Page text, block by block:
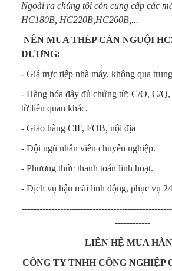
Ngoài ra chúng tôi còn cung cấp các
HC180B, HC220B,HC260B,...
NÊN MUA THÉP CÁN NGUỘI
DƯƠNG:
- Giá trực tiếp nhà máy, không qua
- Hàng hóa đầy đủ chứng từ: C/O, C/
từ liên quan khác.
- Giao hàng CIF, FOB, nội địa
- Đội ngũ nhân viên chuyên nghiệp.
- Phương thức thanh toán linh hoạt.
- Dịch vụ hậu mãi linh động, phục vụ
------------
LIÊN HỆ MUA
CÔNG TY TNHH CÔNG NGHIỆP